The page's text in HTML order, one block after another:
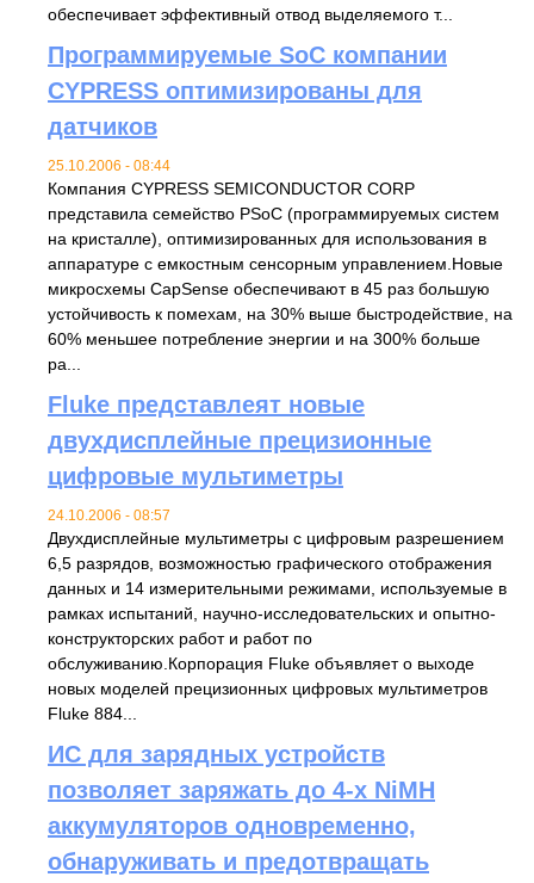
обеспечивает эффективный отвод выделяемого т...
Программируемые SoC компании
CYPRESS оптимизированы для
датчиков
25.10.2006 - 08:44
Компания CYPRESS SEMICONDUCTOR CORP
представила семейство PSoC (программируемых систем
на кристалле), оптимизированных для использования в
аппаратуре с емкостным сенсорным управлением.Новые
микросхемы CapSense обеспечивают в 45 раз большую
устойчивость к помехам, на 30% выше быстродействие, на
60% меньшее потребление энергии и на 300% больше
ра...
Fluke представлеят новые
двухдисплейные прецизионные
цифровые мультиметры
24.10.2006 - 08:57
Двухдисплейные мультиметры с цифровым разрешением
6,5 разрядов, возможностью графического отображения
данных и 14 измерительными режимами, используемые в
рамках испытаний, научно-исследовательских и опытно-
конструкторских работ и работ по
обслуживанию.Корпорация Fluke объявляет о выходе
новых моделей прецизионных цифровых мультиметров
Fluke 884...
ИС для зарядных устройств
позволяет заряжать до 4-х NiMH
аккумуляторов одновременно,
обнаруживать и предотвращать